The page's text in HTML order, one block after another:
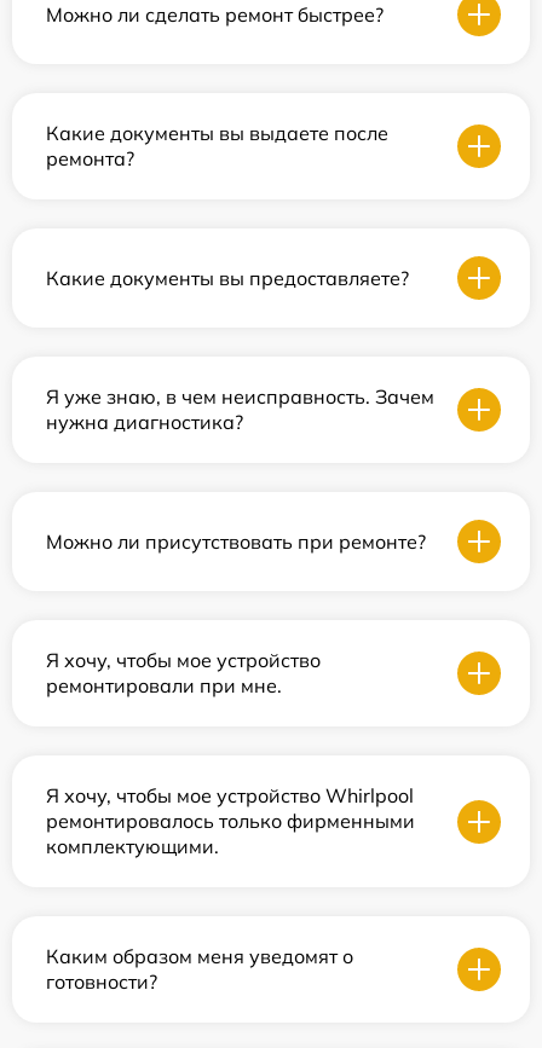
Можно ли сделать ремонт быстрее?
Какие документы вы выдаете после
ремонта?
Какие документы вы предоставляете?
Я уже знаю, в чем неисправность. Зачем
нужна диагностика?
Можно ли присутствовать при ремонте?
Я хочу, чтобы мое устройство
ремонтировали при мне.
Я хочу, чтобы мое устройство Whirlpool
ремонтировалось только фирменными
комплектующими.
Каким образом меня уведомят о
готовности?